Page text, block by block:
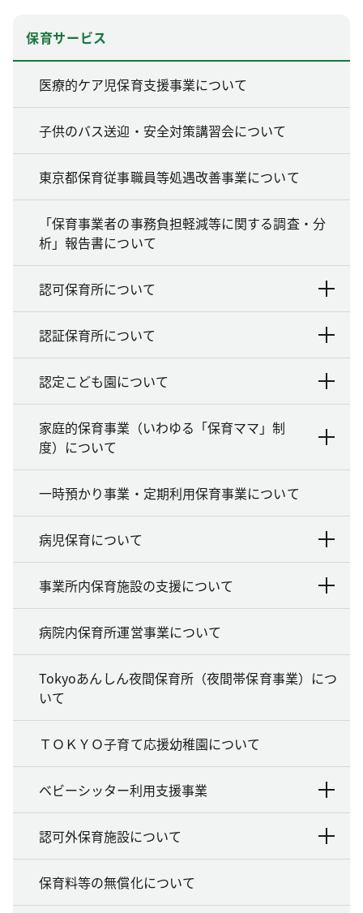
保育サービス
医療的ケア児保育支援事業について
子供のバス送迎・安全対策講習会について
東京都保育従事職員等処遇改善事業について
「保育事業者の事務負担軽減等に関する調査・分
析」報告書について
認可保育所について
認証保育所について
認定こども園について
家庭的保育事業（いわゆる「保育ママ」制
度）について
一時預かり事業・定期利用保育事業について
病児保育について
事業所内保育施設の支援について
病院内保育所運営事業について
Tokyoあんしん夜間保育所（夜間帯保育事業）につ
いて
ＴＯＫＹＯ子育て応援幼稚園について
ベビーシッター利用支援事業
認可外保育施設について
保育料等の無償化について